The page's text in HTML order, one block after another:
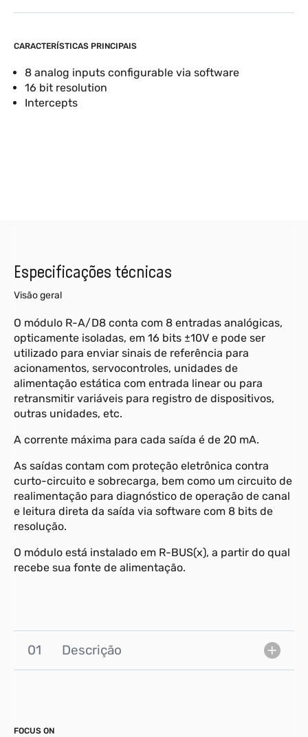
CARACTERÍSTICAS PRINCIPAIS
8 analog inputs configurable via software
16 bit resolution
Intercepts
Especificações técnicas
Visão geral
O módulo R-A/D8 conta com 8 entradas analógicas,
opticamente isoladas, em 16 bits ±10V e pode ser
utilizado para enviar sinais de referência para
acionamentos, servocontroles, unidades de
alimentação estática com entrada linear ou para
retransmitir variáveis para registro de dispositivos,
outras unidades, etc.
A corrente máxima para cada saída é de 20 mA.
As saídas contam com proteção eletrônica contra
curto-circuito e sobrecarga, bem como um circuito de
realimentação para diagnóstico de operação de canal
e leitura direta da saída via software com 8 bits de
resolução.
O módulo está instalado em R-BUS(x), a partir do qual
recebe sua fonte de alimentação.
01 Descrição
FOCUS ON